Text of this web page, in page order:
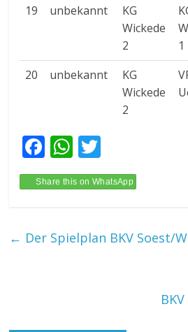
19 unbekannt
KG
Wickede
2
1
20 unbekannt
KG
Wickede
2
F
ac
e
o
W
h
at
A
w
itt
Share this on WhatsApp
← Der Spielplan BKV Soest/